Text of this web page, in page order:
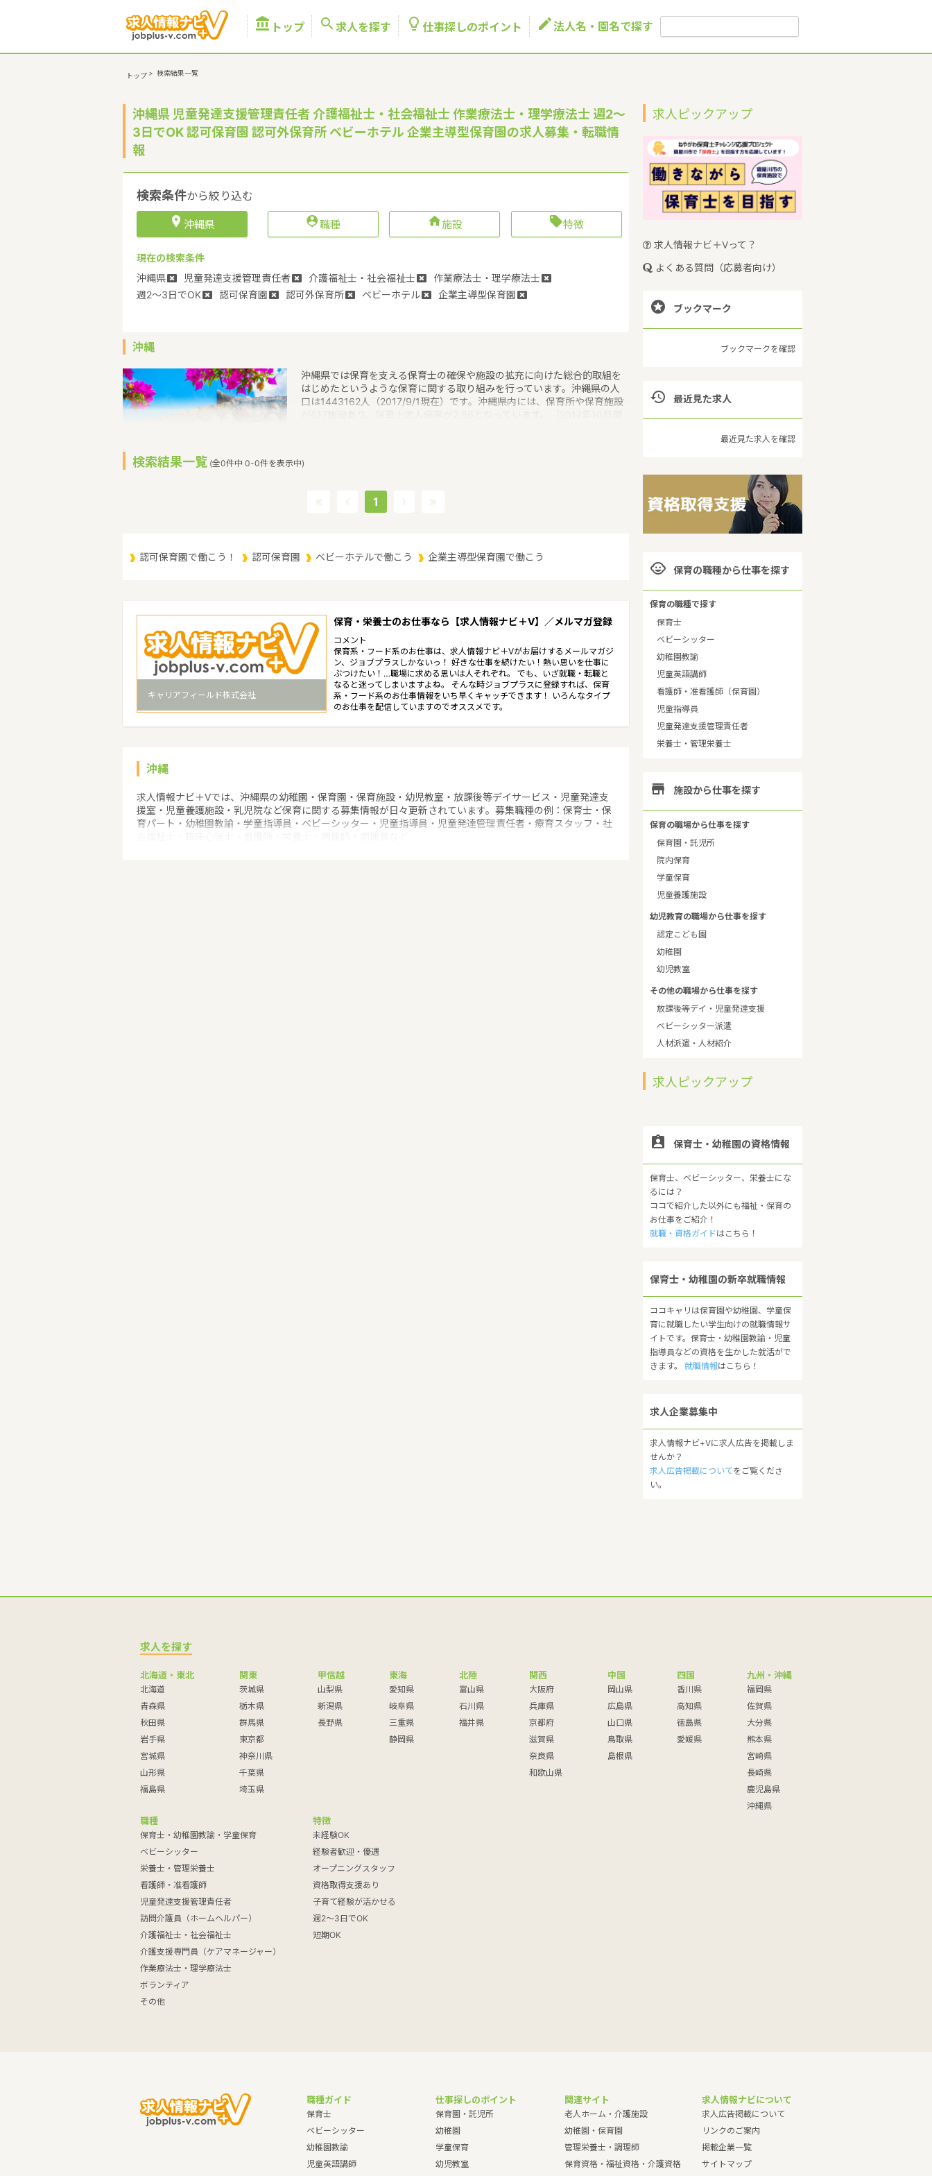
 トップ  求人を探す  仕事探しのポイント 法人名・園名で探す
トップ > 検索結果一覧
沖縄県 児童発達支援管理責任者 介護福祉士・社会福祉士 作業療法士・理学療法士 週2～
3日でOK 認可保育園 認可外保育所 ベビーホテル 企業主導型保育園の求人募集・転職情
報
検索条件から絞り込む
 沖縄県 職種 施設 特徴
現在の検索条件
沖縄県
児童発達支援管理責任者 介護福祉士・社会福祉士
作業療法士・理学療法士
週2～3日でOK
認可保育園 認可外保育所 ベビーホテル 企業主導型保育園
沖縄
沖縄県では保育を支える保育士の確保や施設の拡充に向けた総合的取組を
はじめたというような保育に関する取り組みを行っています。沖縄県の人
口は1443162人（2017/9/1現在）です。沖縄県内には、保育所や保育施設
東西に約1000キロ、南北に約400キロと実際の面積以上に広大。沖縄の自
うな特徴があるエリアです。
検索結果一覧 (全0件中 0-0件を表示中)
1
認可保育園で働こう！ 認可保育園 ベビーホテルで働こう 企業主導型保育園で働こう
キャリアフィールド株式会社
保育・栄養士のお仕事なら【求人情報ナビ＋V】／メルマガ登録
コメント
保育系・フード系のお仕事は、求人情報ナビ＋Vがお届けするメールマガジ
ン、ジョブプラスしかないっ！ 好きな仕事を続けたい！熱い思いを仕事に
ぶつけたい！…職場に求める思いは人それぞれ。 でも、いざ就職・転職と
なると迷ってしまいますよね。 そんな時ジョブプラスに登録すれば、保育
系・フード系のお仕事情報をいち早くキャッチできます！ いろんなタイプ
のお仕事を配信していますのでオススメです。
沖縄
求人情報ナビ＋Vでは、沖縄県の幼稚園・保育園・保育施設・幼児教室・放課後等デイサービス・児童発達支
援室・児童養護施設・乳児院など保育に関する募集情報が日々更新されています。募集職種の例：保育士・保
育パート・幼稚園教諭・学童指導員・ベビーシッター・児童指導員・児童発達管理責任者・療育スタッフ・社
求人ピックアップ
求人情報ナビ＋Vって？
よくある質問（応募者向け）
 ブックマーク
ブックマークを確認
 最近見た求人
最近見た求人を確認
 保育の職種から仕事を探す
保育の職種で探す
保育士
ベビーシッター
幼稚園教諭
児童英語講師
看護師・准看護師（保育園）
児童指導員
児童発達支援管理責任者
栄養士・管理栄養士
 施設から仕事を探す
保育の職場から仕事を探す
保育園・託児所
院内保育
学童保育
児童養護施設
幼児教育の職場から仕事を探す
認定こども園
幼稚園
幼児教室
その他の職場から仕事を探す
放課後等デイ・児童発達支援
ベビーシッター派遣
人材派遣・人材紹介
求人ピックアップ
 保育士・幼稚園の資格情報
保育士、ベビーシッター、栄養士にな
るには？
ココで紹介した以外にも福祉・保育の
お仕事をご紹介！
就職・資格ガイドはこちら！
保育士・幼稚園の新卒就職情報
ココキャリは保育園や幼稚園、学童保
育に就職したい学生向けの就職情報サ
イトです。保育士・幼稚園教諭・児童
指導員などの資格を生かした就活がで
きます。 就職情報はこちら！
求人企業募集中
求人情報ナビ+Vに求人広告を掲載しま
せんか？
求人広告掲載についてをご覧くださ
い。
求人を探す
北海道・東北
北海道
青森県
秋田県
岩手県
宮城県
山形県
福島県
関東
茨城県
栃木県
群馬県
東京都
神奈川県
千葉県
埼玉県
甲信越
山梨県
新潟県
長野県
東海
愛知県
岐阜県
三重県
静岡県
北陸
富山県
石川県
福井県
関西
大阪府
兵庫県
京都府
滋賀県
奈良県
和歌山県
中国
岡山県
広島県
山口県
鳥取県
島根県
四国
香川県
高知県
徳島県
愛媛県
九州・沖縄
福岡県
佐賀県
大分県
熊本県
宮崎県
長崎県
鹿児島県
沖縄県
職種
保育士・幼稚園教諭・学童保育
ベビーシッター
栄養士・管理栄養士
看護師・准看護師
児童発達支援管理責任者
訪問介護員（ホームヘルパー）
介護福祉士・社会福祉士
介護支援専門員（ケアマネージャー）
作業療法士・理学療法士
ボランティア
その他
特徴
未経験OK
経験者歓迎・優遇
オープニングスタッフ
資格取得支援あり
子育て経験が活かせる
週2～3日でOK
短期OK
職種ガイド
保育士
ベビーシッター
幼稚園教諭
児童英語講師
仕事探しのポイント
保育園・託児所
幼稚園
学童保育
幼児教室
関連サイト
老人ホーム・介護施設
幼稚園・保育園
管理栄養士・調理師
保育資格・福祉資格・介護資格
求人情報ナビについて
求人広告掲載について
リンクのご案内
掲載企業一覧
サイトマップ